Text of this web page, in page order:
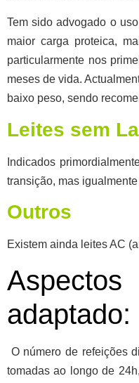
Tem sido advogado o
maior carga proteica,
particularmente nos
meses de vida.
baixo peso, sendo
Leites sem
Indicados
transição, mas
Outros
Existem ainda leites AC
adaptado:
O número de refeições
tomadas ao longo de